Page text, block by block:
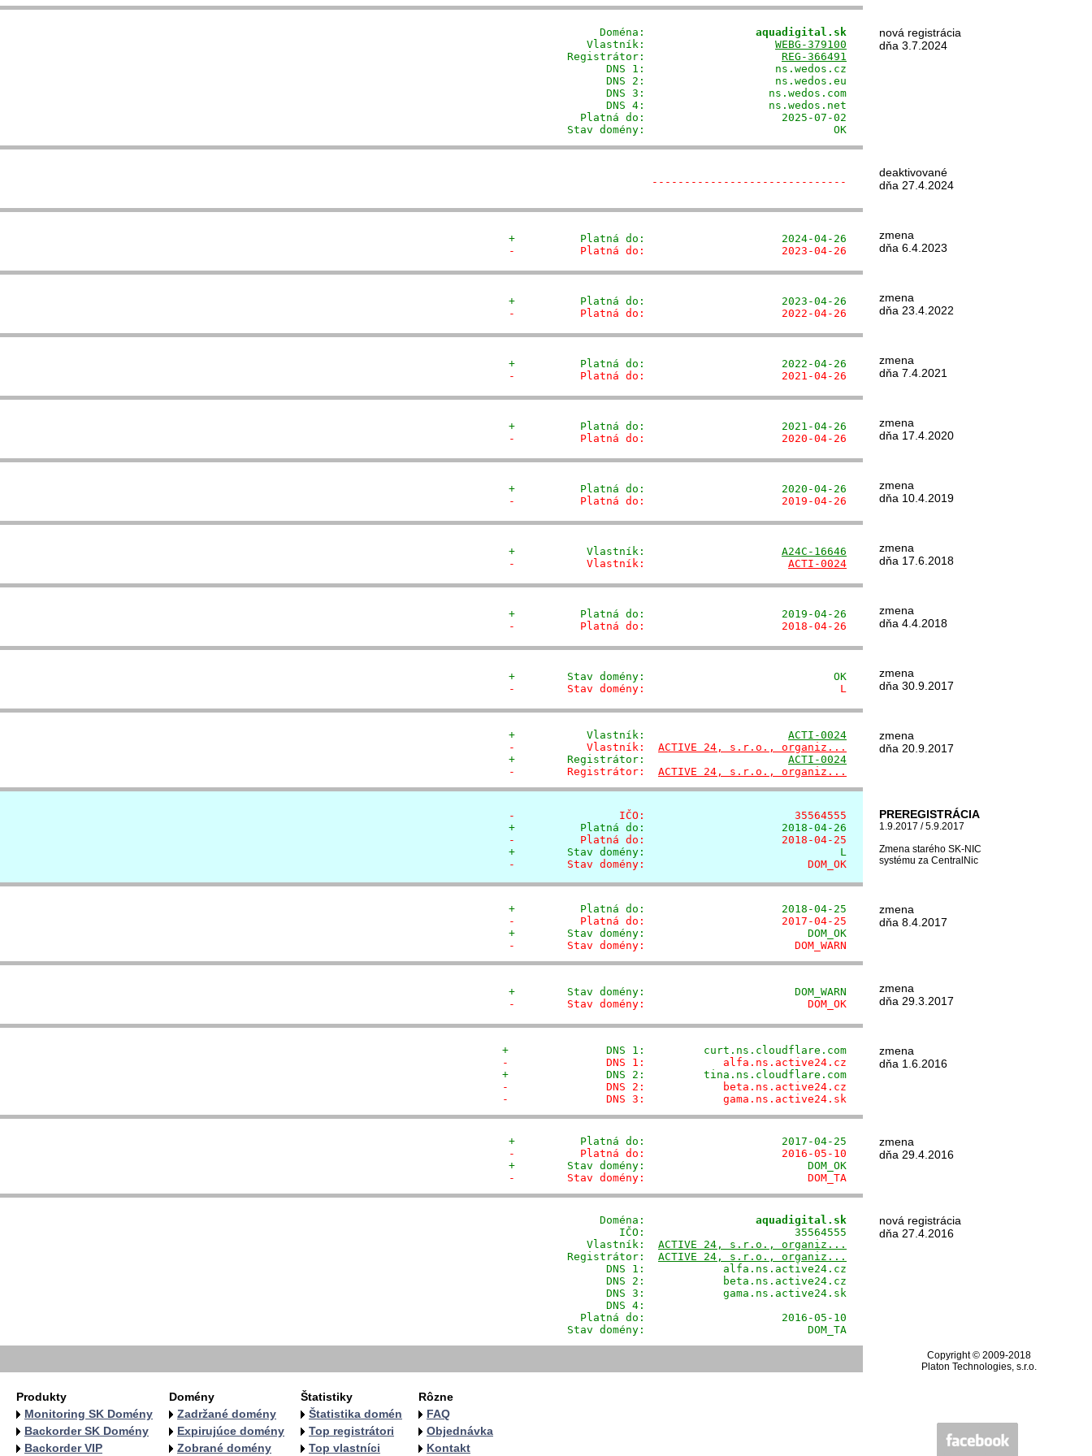
              Doména:
                aquadigital.sk
            Vlastník:
WEBG-379100
         Registrátor:
REG-366491
                DNS 1:                    ns.wedos.cz
                DNS 2:                    ns.wedos.eu
                DNS 3:                   ns.wedos.com
                DNS 4:                   ns.wedos.net
           Platná do:                     2025-07-02
         Stav domény:                             OK
nová registrácia
dňa 3.7.2024
------------------------------
deaktivované
dňa 27.4.2024
+          Platná do:                     2024-04-26
-          Platná do:                     2023-04-26
zmena
dňa 6.4.2023
+          Platná do:                     2023-04-26
-          Platná do:                     2022-04-26
zmena
dňa 23.4.2022
+          Platná do:                     2022-04-26
-          Platná do:                     2021-04-26
zmena
dňa 7.4.2021
+          Platná do:                     2021-04-26
-          Platná do:                     2020-04-26
zmena
dňa 17.4.2020
+          Platná do:                     2020-04-26
-          Platná do:                     2019-04-26
zmena
dňa 10.4.2019
+           Vlastník: A24C-16646
-           Vlastník: ACTI-0024
zmena
dňa 17.6.2018
+          Platná do:                     2019-04-26
-          Platná do:                     2018-04-26
zmena
dňa 4.4.2018
+        Stav domény:                             OK
-        Stav domény:                              L
zmena
dňa 30.9.2017
+           Vlastník: ACTI-0024
-           Vlastník: ACTIVE 24, s.r.o., organiz...
+        Registrátor: ACTI-0024
-        Registrátor: ACTIVE 24, s.r.o., organiz...
zmena
dňa 20.9.2017
-                IČO:                       35564555
+          Platná do:                     2018-04-26
-          Platná do:                     2018-04-25
+        Stav domény:                              L
-        Stav domény:                         DOM_OK
PREREGISTRÁCIA
1.9.2017 / 5.9.2017
Zmena starého SK-NIC
systému za CentralNic
+          Platná do:                     2018-04-25
-          Platná do:                     2017-04-25
+        Stav domény:                         DOM_OK
-        Stav domény:                       DOM_WARN
zmena
dňa 8.4.2017
+        Stav domény:                       DOM_WARN
-        Stav domény:                         DOM_OK
zmena
dňa 29.3.2017
+               DNS 1:         curt.ns.cloudflare.com
-               DNS 1:            alfa.ns.active24.cz
+               DNS 2:         tina.ns.cloudflare.com
-               DNS 2:            beta.ns.active24.cz
-               DNS 3:            gama.ns.active24.sk
zmena
dňa 1.6.2016
+          Platná do:                     2017-04-25
-          Platná do:                     2016-05-10
+        Stav domény:                         DOM_OK
-        Stav domény:                         DOM_TA
zmena
dňa 29.4.2016
              Doména:
                aquadigital.sk
                 IČO:                       35564555
            Vlastník:
ACTIVE 24, s.r.o., organiz...
         Registrátor:
ACTIVE 24, s.r.o., organiz...
                DNS 1:            alfa.ns.active24.cz
                DNS 2:            beta.ns.active24.cz
                DNS 3:            gama.ns.active24.sk
                DNS 4:
           Platná do:                     2016-05-10
         Stav domény:                         DOM_TA
nová registrácia
dňa 27.4.2016
Copyright © 2009-2018
Platon Technologies, s.r.o.
Produkty
Monitoring SK Domény
Backorder SK Domény
Backorder VIP
Domény
Zadržané domény
Expirujúce domény
Zobrané domény
Štatistiky
Štatistika domén
Top registrátori
Top vlastníci
Rôzne
FAQ
Objednávka
Kontakt